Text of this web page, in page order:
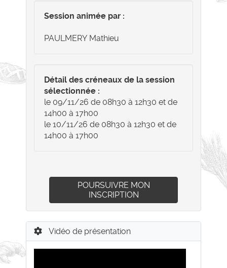
Session animée par :
PAULMERY Mathieu
Détail des créneaux de la session
sélectionnée :
le 09/11/26 de 08h30 à 12h30 et de
14h00 à 17h00
le 10/11/26 de 08h30 à 12h30 et de
14h00 à 17h00
POURSUIVRE MON
INSCRIPTION
Vidéo de présentation